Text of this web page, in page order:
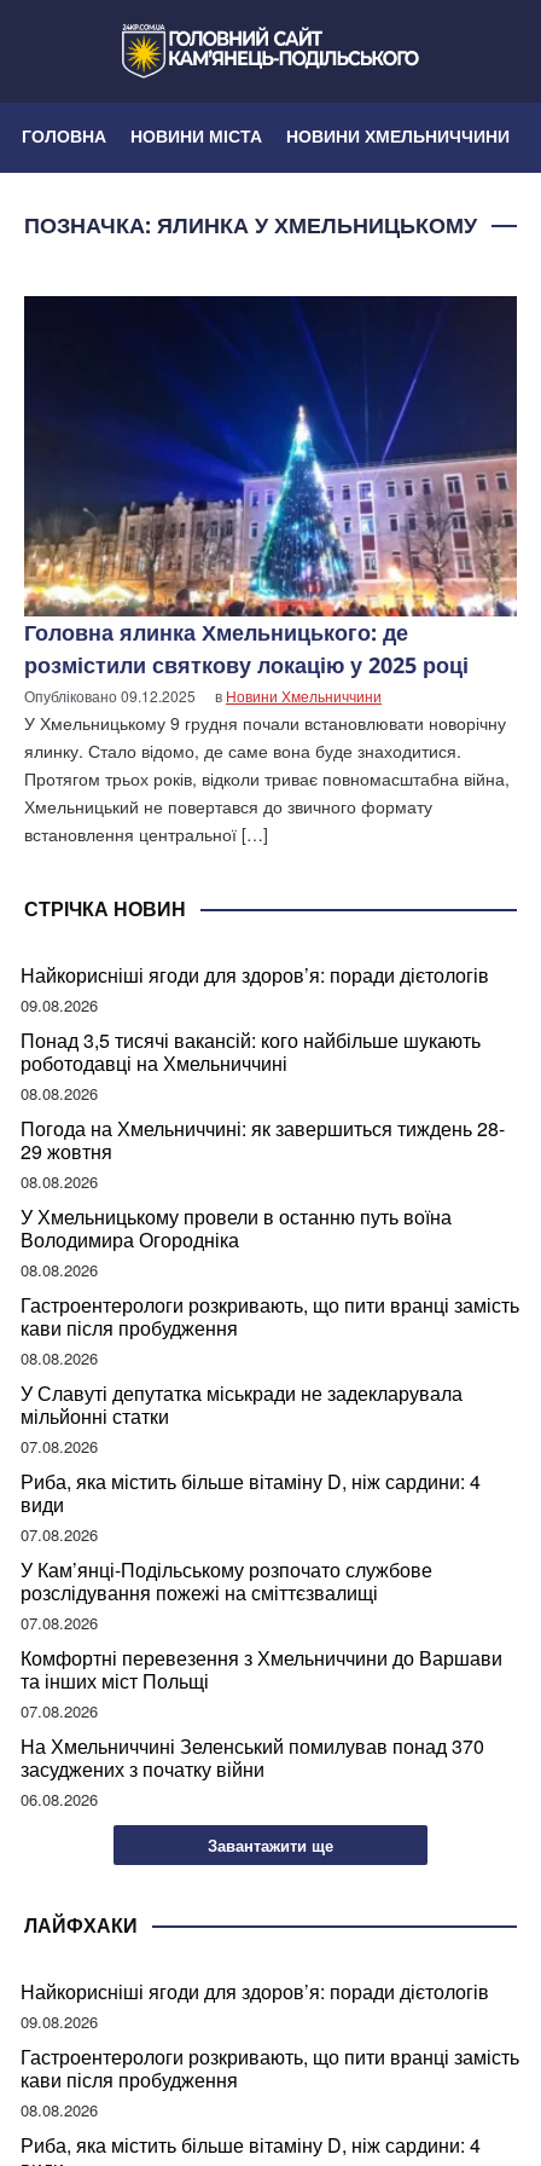
ГОЛОВНА НОВИНИ МІСТА НОВИНИ ХМЕЛЬНИЧЧИНИ
ПОЗНАЧКА: ЯЛИНКА У ХМЕЛЬНИЦЬКОМУ
Головна ялинка Хмельницького: де
розмістили святкову локацію у 2025 році
Опубліковано09.12.2025 в Новини Хмельниччини
У Хмельницькому 9 грудня почали встановлювати новорічну
ялинку. Стало відомо, де саме вона буде знаходитися.
Протягом трьох років, відколи триває повномасштабна війна,
Хмельницький не повертався до звичного формату
встановлення центральної […]
СТРІЧКА НОВИН
Найкорисніші ягоди для здоров’я: поради дієтологів
09.08.2026
Понад 3,5 тисячі вакансій: кого найбільше шукають
роботодавці на Хмельниччині
08.08.2026
Погода на Хмельниччині: як завершиться тиждень 28-
29 жовтня
08.08.2026
У Хмельницькому провели в останню путь воїна
Володимира Огородніка
08.08.2026
Гастроентерологи розкривають, що пити вранці замість
кави після пробудження
08.08.2026
У Славуті депутатка міськради не задекларувала
мільйонні статки
07.08.2026
Риба, яка містить більше вітаміну D, ніж сардини: 4
види
07.08.2026
У Кам’янці-Подільському розпочато службове
розслідування пожежі на сміттєзвалищі
07.08.2026
Комфортні перевезення з Хмельниччини до Варшави
та інших міст Польщі
07.08.2026
На Хмельниччині Зеленський помилував понад 370
засуджених з початку війни
06.08.2026
Завантажити ще
ЛАЙФХАКИ
Найкорисніші ягоди для здоров’я: поради дієтологів
09.08.2026
Гастроентерологи розкривають, що пити вранці замість
кави після пробудження
08.08.2026
Риба, яка містить більше вітаміну D, ніж сардини: 4